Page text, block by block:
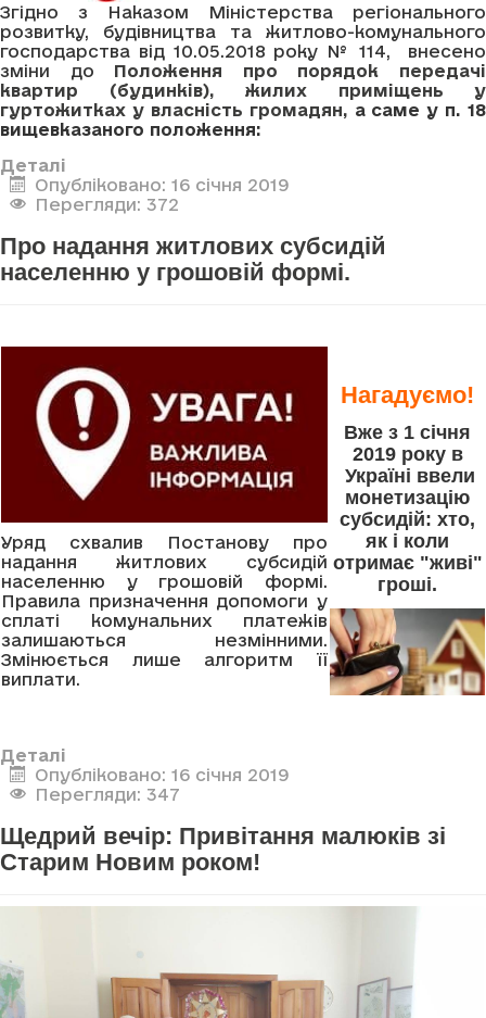
Згідно з Наказом Міністерства регіонального
розвитку, будівництва та житлово-комунального
господарства від 10.05.2018 року № 114, внесено
зміни до Положення про порядок передачі
квартир (будинків), жилих приміщень у
гуртожитках у власність громадян, а саме у п. 18
вищевказаного положення:
Деталі
Опубліковано: 16 січня 2019
Перегляди: 372
Про надання житлових субсидій
населенню у грошовій формі.
Уряд схвалив Постанову про
надання житлових субсидій
населенню у грошовій формі.
Правила призначення допомоги у
сплаті комунальних платежів
залишаються незмінними.
Змінюється лише алгоритм її
виплати.
Нагадуємо!
Вже з 1 січня
2019 року в
Україні ввели
монетизацію
субсидій: хто,
як і коли
отримає "живі"
гроші.
Деталі
Опубліковано: 16 січня 2019
Перегляди: 347
Щедрий вечір: Привітання малюків зі
Старим Новим роком!